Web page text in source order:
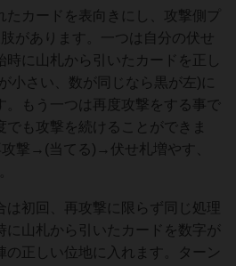
たカードを表向きにし、攻撃側プ
があります。一つは自分の伏せ
時に山札から引いたカードを正し
小さい、数が同じなら黒が左)に
。もう一つは再度攻撃をする事で
も攻撃を続けることができま
撃→(当てる)→伏せ札増やす、
は初回、再攻撃に限らず同じ処理
に山札から引いたカードを数字が
の正しい位地に入れます。ターン